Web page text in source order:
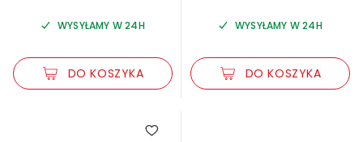
WYSYŁAMY W 24H
DO KOSZYKA
WYSYŁAMY W 24H
DO KOSZYKA